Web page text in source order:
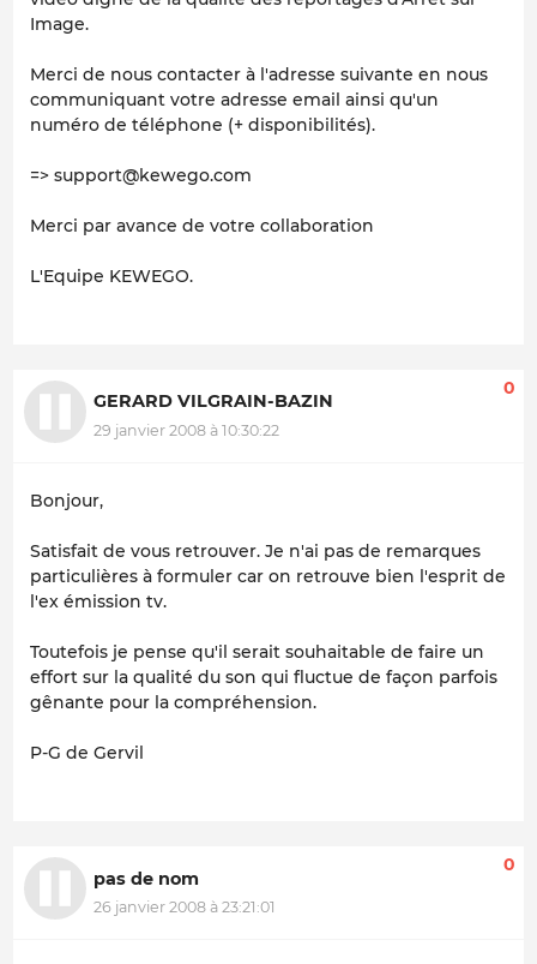
Image.
Merci de nous contacter à l'adresse suivante en nous
communiquant votre adresse email ainsi qu'un
numéro de téléphone (+ disponibilités).
=> support@kewego.com
Merci par avance de votre collaboration
L'Equipe KEWEGO.
GERARD VILGRAIN-BAZIN
29 janvier 2008 à 10:30:22
0
Bonjour,
Satisfait de vous retrouver. Je n'ai pas de remarques
particulières à formuler car on retrouve bien l'esprit de
l'ex émission tv.
Toutefois je pense qu'il serait souhaitable de faire un
effort sur la qualité du son qui fluctue de façon parfois
gênante pour la compréhension.
P-G de Gervil
pas de nom
26 janvier 2008 à 23:21:01
0